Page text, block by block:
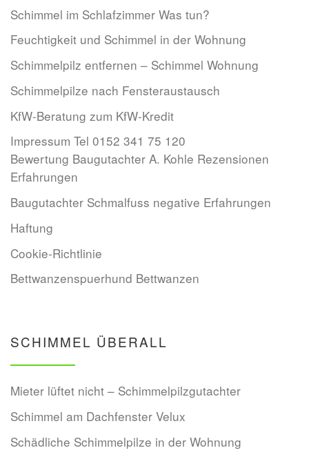
Schimmel im Schlafzimmer Was tun?
Feuchtigkeit und Schimmel in der Wohnung
Schimmelpilz entfernen – Schimmel Wohnung
Schimmelpilze nach Fensteraustausch
KfW-Beratung zum KfW-Kredit
Impressum Tel 0152 341 75 120
Bewertung Baugutachter A. Kohle Rezensionen
Erfahrungen
Baugutachter Schmalfuss negative Erfahrungen
Haftung
Cookie-Richtlinie
Bettwanzenspuerhund Bettwanzen
SCHIMMEL ÜBERALL
Mieter lüftet nicht – Schimmelpilzgutachter
Schimmel am Dachfenster Velux
Schädliche Schimmelpilze in der Wohnung